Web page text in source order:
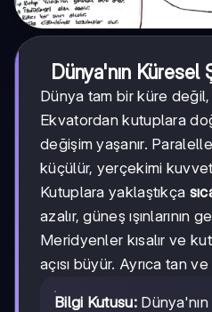
Dünya'nın Küresel
Dünya tam bir küre değil,
Ekvatordan kutuplara
değişim yaşanır.
küçülür, yerçekimi
Kutuplara yaklaştıkça
azalır, güneş ışınlarının
Meridyenler kısalır ve
açısı büyür. Ayrıca tan
Bilgi Kutusu: